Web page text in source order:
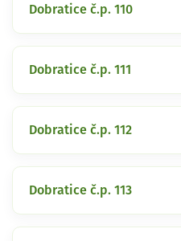
Dobratice č.p. 110
Dobratice č.p. 111
Dobratice č.p. 112
Dobratice č.p. 113